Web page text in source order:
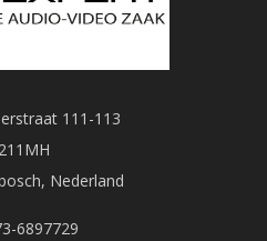
111-113
Nederland
6897729